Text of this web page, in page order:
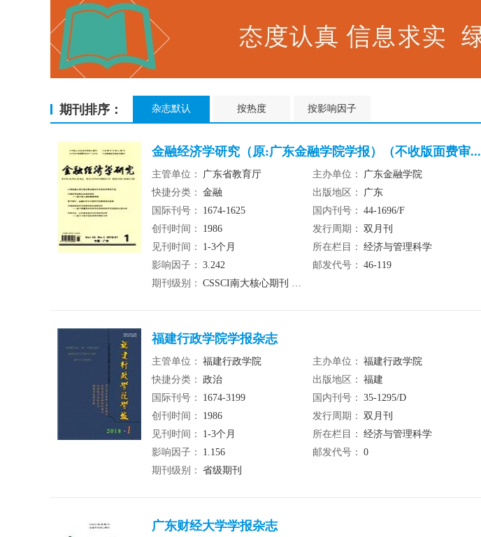
期刊排序： 杂志默认 按热度 按影响因子
金融经济学研究（原:广东金融学院学报）（不收版面费审...
主管单位： 广东省教育厅 主办单位：
广东金融学院
快捷分类： 金融 出版地区：
广东
国际刊号：
1674-1625 国内刊号： 44-1696/F
创刊时间：
1986 发行周期： 双月刊
见刊时间：
1-3个月 所在栏目： 经济与管理科学
影响因子： 3.242 邮发代号： 46-119
期刊级别： CSSCI南大核心期刊 北大核心期刊
福建行政学院学报杂志
主管单位： 福建行政学院 主办单位： 福建行政学院
快捷分类： 政治 出版地区： 福建
国际刊号：
1674-3199 国内刊号： 35-1295/D
创刊时间：
1986 发行周期： 双月刊
见刊时间：
1-3个月 所在栏目： 经济与管理科学
影响因子：
1.156 邮发代号： 0
期刊级别： 省级期刊
广东财经大学学报杂志